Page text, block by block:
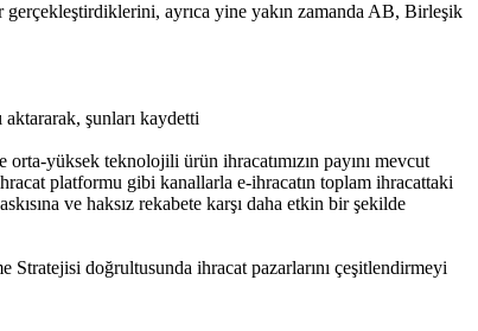
ayrıca yine yakın zamanda AB, Birleşik
şunları kaydetti
yüksek teknolojili ürün ihracatımızın payını mevcut
platformu gibi kanallarla e-ihracatın toplam ihracattaki
ve haksız rekabete karşı daha etkin bir şekilde
doğrultusunda ihracat pazarlarını çeşitlendirmeyi